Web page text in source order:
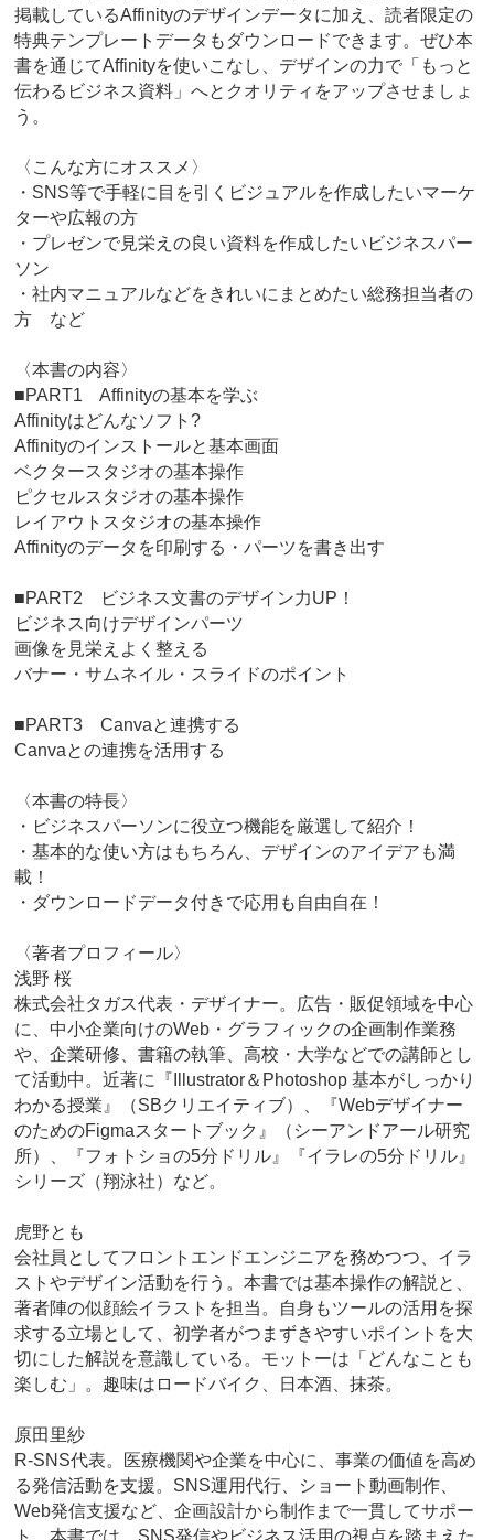
掲載しているAffinityのデザインデータに加え、読者限定の
特典テンプレートデータもダウンロードできます。ぜひ本
書を通じてAffinityを使いこなし、デザインの力で「もっと
伝わるビジネス資料」へとクオリティをアップさせましょ
う。
〈こんな方にオススメ〉
・SNS等で手軽に目を引くビジュアルを作成したいマーケ
ターや広報の方
・プレゼンで見栄えの良い資料を作成したいビジネスパー
ソン
・社内マニュアルなどをきれいにまとめたい総務担当者の
方 など
〈本書の内容〉
■PART1 Affinityの基本を学ぶ
Affinityはどんなソフト?
Affinityのインストールと基本画面
ベクタースタジオの基本操作
ピクセルスタジオの基本操作
レイアウトスタジオの基本操作
Affinityのデータを印刷する・パーツを書き出す
■PART2 ビジネス文書のデザイン力UP！
ビジネス向けデザインパーツ
画像を見栄えよく整える
バナー・サムネイル・スライドのポイント
■PART3 Canvaと連携する
Canvaとの連携を活用する
〈本書の特長〉
・ビジネスパーソンに役立つ機能を厳選して紹介！
・基本的な使い方はもちろん、デザインのアイデアも満
載！
・ダウンロードデータ付きで応用も自由自在！
〈著者プロフィール〉
浅野 桜
株式会社タガス代表・デザイナー。広告・販促領域を中心
に、中小企業向けのWeb・グラフィックの企画制作業務
や、企業研修、書籍の執筆、高校・大学などでの講師とし
て活動中。近著に『Illustrator＆Photoshop 基本がしっかり
わかる授業』（SBクリエイティブ）、『Webデザイナー
のためのFigmaスタートブック』（シーアンドアール研究
所）、『フォトショの5分ドリル』『イラレの5分ドリル』
シリーズ（翔泳社）など。
虎野とも
会社員としてフロントエンドエンジニアを務めつつ、イラ
ストやデザイン活動を行う。本書では基本操作の解説と、
著者陣の似顔絵イラストを担当。自身もツールの活用を探
求する立場として、初学者がつまずきやすいポイントを大
切にした解説を意識している。モットーは「どんなことも
楽しむ」。趣味はロードバイク、日本酒、抹茶。
原田里紗
R-SNS代表。医療機関や企業を中心に、事業の価値を高め
る発信活動を支援。SNS運用代行、ショート動画制作、
Web発信支援など、企画設計から制作まで一貫してサポー
ト。本書では、SNS発信やビジネス活用の視点を踏まえた